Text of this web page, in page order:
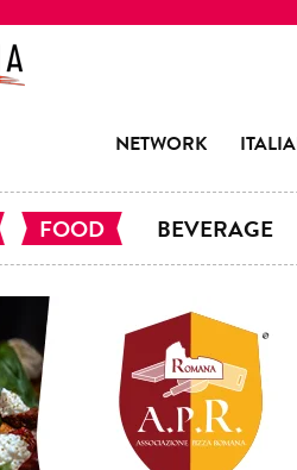
NETWORK
FOOD BEVERAGE